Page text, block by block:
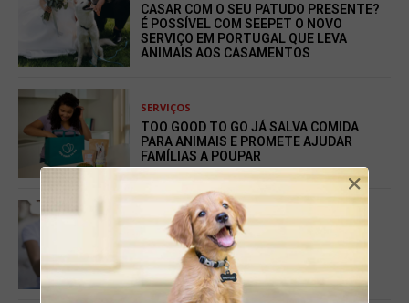
CASAR COM O SEU PATUDO PRESENTE?
É POSSÍVEL COM SEEPET O NOVO
SERVIÇO EM PORTUGAL QUE LEVA
ANIMAIS AOS CASAMENTOS
SERVIÇOS
TOO GOOD TO GO JÁ SALVA COMIDA
PARA ANIMAIS E PROMETE AJUDAR
FAMÍLIAS A POUPAR
SERVIÇOS
PAWSEUM: A PLATAFORMA
PORTUGUESA QUE ESTÁ A
REVOLUCIONAR A ADOÇÃO ANIMAL
×